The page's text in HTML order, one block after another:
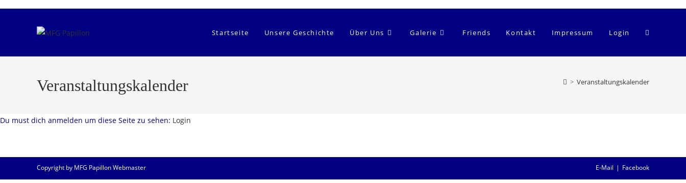
Startseite Unsere Geschichte Über Uns Galerie Friends Kontakt Impressum Login Website-
Veranstaltungskalender > Veranstaltungskalender
Du must dich anmelden um diese Seite zu sehen: Login
E-Mail Facebook
Copyright by MFG Papillon Webmaster